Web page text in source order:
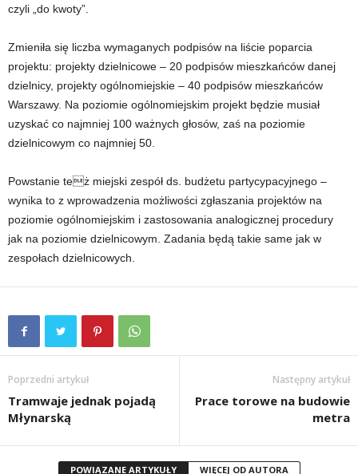
czyli „do kwoty”.
Zmieniła się liczba wymaganych podpisów na liście poparcia
projektu: projekty dzielnicowe – 20 podpisów mieszkańców danej
dzielnicy, projekty ogólnomiejskie – 40 podpisów mieszkańców
Warszawy. Na poziomie ogólnomiejskim projekt będzie musiał
uzyskać co najmniej 100 ważnych głosów, zaś na poziomie
dzielnicowym co najmniej 50.
Powstanie też miejski zespół ds. budżetu partycypacyjnego –
wynika to z wprowadzenia możliwości zgłaszania projektów na
poziomie ogólnomiejskim i zastosowania analogicznej procedury
jak na poziomie dzielnicowym. Zadania będą takie same jak w
zespołach dzielnicowych.
Poprzedni artykuł
Tramwaje jednak pojadą
Młynarską
Następny artykuł
Prace torowe na budowie
metra
POWIĄZANE ARTYKUŁY WIĘCEJ OD AUTORA